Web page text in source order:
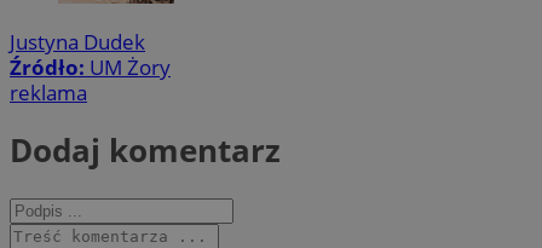
Justyna Dudek
Źródło: UM Żory
reklama
Dodaj komentarz